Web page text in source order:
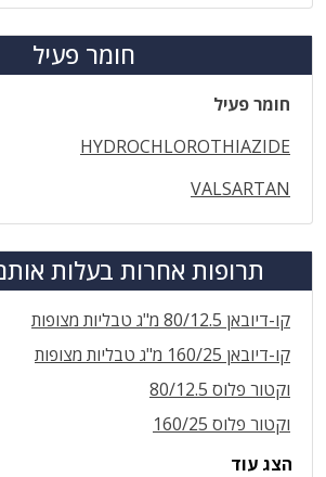
חומר פעיל
חומר פעיל
HYDROCHLOROTHIAZIDE
VALSARTAN
תרופות אחרות בעלות
קו-דיובאן 80/12.5 מ"ג טבליות מצופות
קו-דיובאן 160/25 מ"ג טבליות מצופות
וקטור פלוס 80/12.5
וקטור פלוס 160/25
הצג עוד